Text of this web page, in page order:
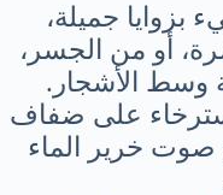
بزوايا جميلة،
أو من الجسر،
وسط الأشجار.
على ضفاف
صوت خرير الماء